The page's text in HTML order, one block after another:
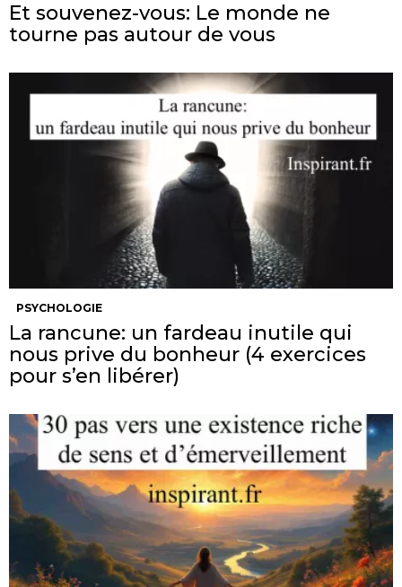
Et souvenez-vous: Le monde ne
tourne pas autour de vous
PSYCHOLOGIE
La rancune: un fardeau inutile qui
nous prive du bonheur (4 exercices
pour s’en libérer)